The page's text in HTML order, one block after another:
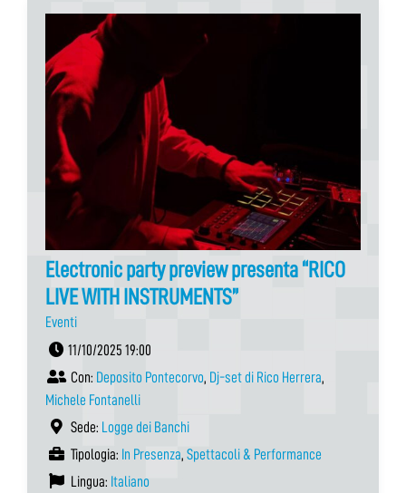
Electronic party preview presenta “RICO
LIVE WITH INSTRUMENTS”
Eventi
11/10/2025 19:00
Con: Deposito Pontecorvo, Dj-set di Rico Herrera,
Michele Fontanelli
Sede: Logge dei Banchi
Tipologia: In Presenza, Spettacoli & Performance
Lingua: Italiano